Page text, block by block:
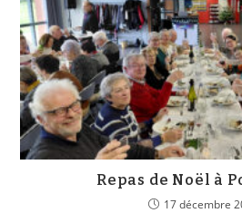
Repas de Noël à
17 décembre